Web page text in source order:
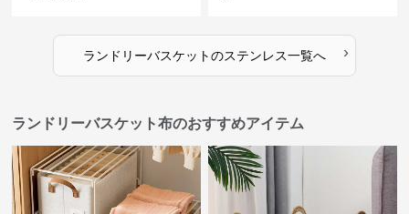
ランドリーバスケットのステンレス一覧へ ›
ランドリーバスケット布のおすすめアイテム